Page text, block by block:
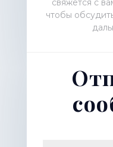
свяжется с
чтобы